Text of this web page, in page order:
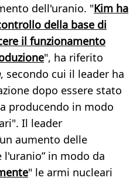
dell'uranio. "Kim ha
della base di
il funzionamento
", ha riferito
, secondo cui il leader ha
dopo essere stato
producendo in modo
Il leader
aumento delle
in modo da
" le armi nucleari